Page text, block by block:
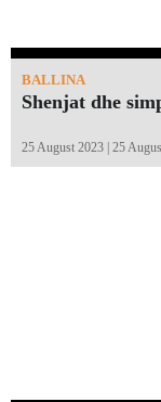
BALLINA
Shenjat dhe
25 August 2023 | 25